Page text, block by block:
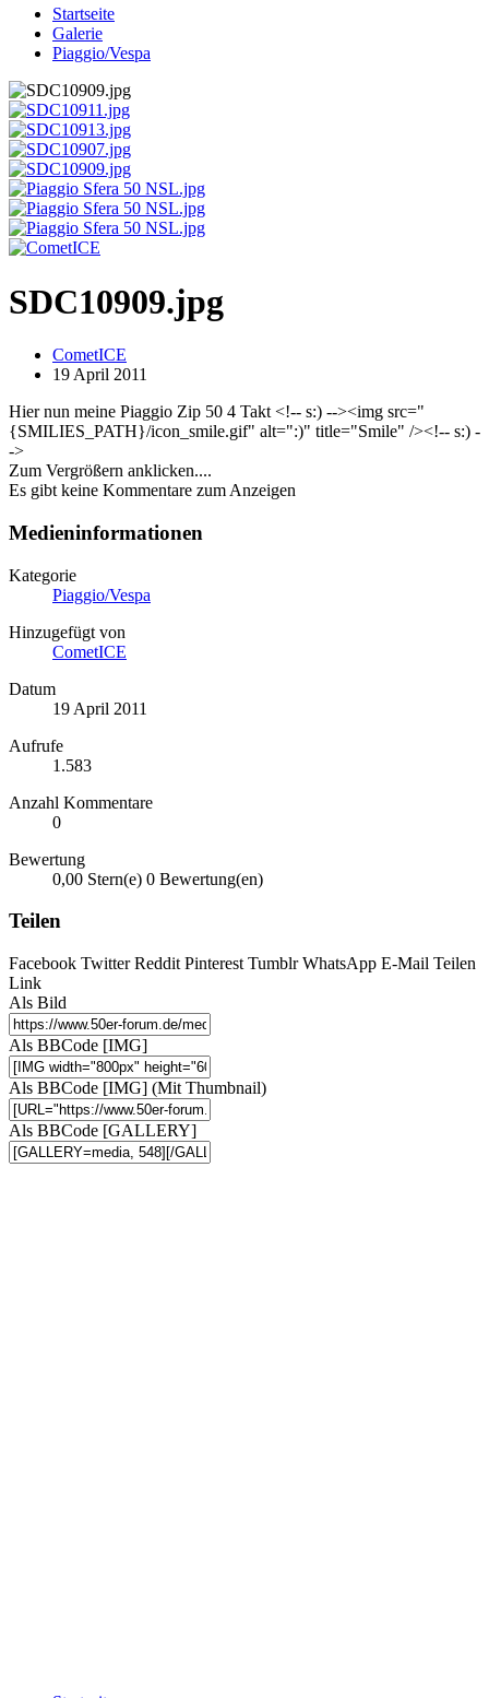
Startseite
Galerie
Piaggio/Vespa
SDC10909.jpg
CometICE
19 April 2011
Hier nun meine Piaggio Zip 50 4 Takt <!-- s:) --><img src="
{SMILIES_PATH}/icon_smile.gif" alt=":)" title="Smile" /><!-- s:) -
->
Zum Vergrößern anklicken....
Es gibt keine Kommentare zum Anzeigen
Medieninformationen
Kategorie
Piaggio/Vespa
Hinzugefügt von
CometICE
Datum
19 April 2011
Aufrufe
1.583
Anzahl Kommentare
0
Bewertung
0,00 Stern(e) 0 Bewertung(en)
Teilen
Facebook Twitter Reddit Pinterest Tumblr WhatsApp E-Mail Teilen
Link
Als Bild
Als BBCode [IMG]
Als BBCode [IMG] (Mit Thumbnail)
Als BBCode [GALLERY]